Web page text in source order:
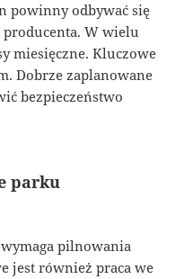
powinny odbywać się
W wielu
miesięczne. Kluczowe
Dobrze zaplanowane
bezpieczeństwo
parku
pilnowania
jest również praca we